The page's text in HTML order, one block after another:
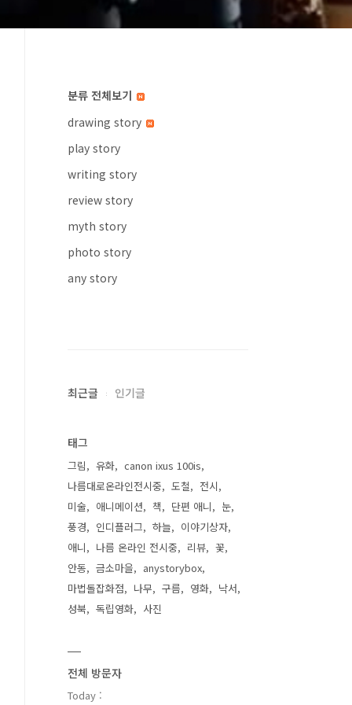
분류 전체보기
drawing story
play story
writing story
review story
myth story
photo story
any story
최근글 인기글
태그
그림 유화
canon ixus 100is
나름대로온라인전시중
도철
전시
미술
애니메이션 책 단편 애니
눈
풍경
인디플러그 하늘
이야기상자
애니
나름 온라인 전시중 리뷰
꽃
안동
금소마을
anystorybox
마법돌잡화점
나무 구름 영화
낙서
성북
독립영화 사진
전체 방문자
Today :